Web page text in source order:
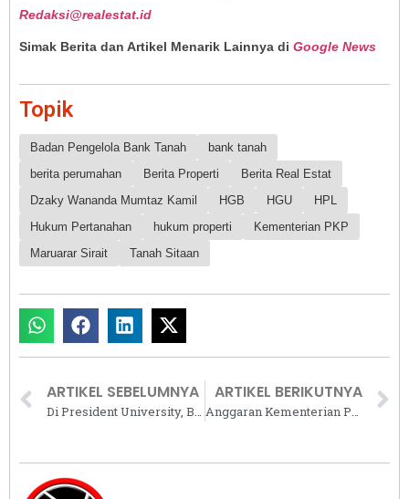
Redaksi@realestat.id
Simak Berita dan Artikel Menarik Lainnya di Google News
Topik
Badan Pengelola Bank Tanah
bank tanah
berita perumahan
Berita Properti
Berita Real Estat
Dzaky Wananda Mumtaz Kamil
HGB HGU
HPL
Hukum Pertanahan
hukum properti
Kementerian PKP
Maruarar Sirait
Tanah Sitaan
ARTIKEL SEBELUMNYA
Di President University, Bhikkhu Dhammasubho Mahāthera Ulas Pentingnya Pikiran, Jiwa, Raga dan Moralitas
ARTIKEL BERIKUTNYA
Anggaran Kementerian PKP Capai Rp5,274 Triliun di Tahun 2025, Ini Rinciannya